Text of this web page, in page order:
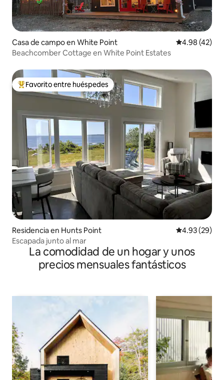
Casa de campo en White Point Calificación
4.98 (42)
Beachcomber Cottage en White Point Estates
De los mejores en Favorito entre huéspedes
Favorito entre huéspedes
Residencia en Hunts Point Calificación
4.93 (29)
Escapada junto al mar
La comodidad de un hogar y unos
precios mensuales fantásticos